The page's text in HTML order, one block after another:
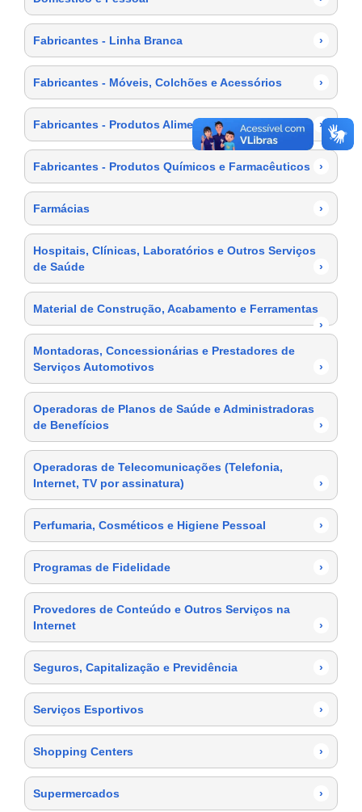
Fabricantes - Linha Branca ›
Fabricantes - Móveis, Colchões e Acessórios ›
Fabricantes - Produtos Alimentícios ›
Fabricantes - Produtos Químicos e Farmacêuticos ›
Farmácias ›
Hospitais, Clínicas, Laboratórios e Outros Serviços
de Saúde
›
Material de Construção, Acabamento e Ferramentas
›
Montadoras, Concessionárias e Prestadores de
Serviços Automotivos
›
Operadoras de Planos de Saúde e Administradoras
de Benefícios
›
Operadoras de Telecomunicações (Telefonia,
Internet, TV por assinatura)
›
Perfumaria, Cosméticos e Higiene Pessoal ›
Programas de Fidelidade ›
Provedores de Conteúdo e Outros Serviços na
Internet
›
Seguros, Capitalização e Previdência ›
Serviços Esportivos ›
Shopping Centers ›
Supermercados ›